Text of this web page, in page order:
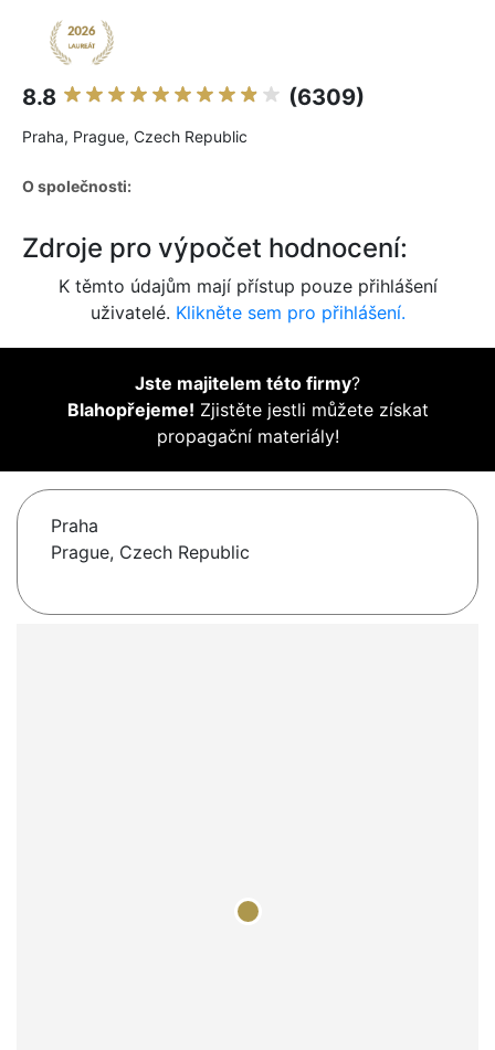
8.8 (6309)
Praha, Prague, Czech Republic
O společnosti:
Zdroje pro výpočet hodnocení:
K těmto údajům mají přístup pouze přihlášení
uživatelé. Klikněte sem pro přihlášení.
Jste majitelem této firmy?
Blahopřejeme! Zjistěte jestli můžete získat
propagační materiály!
Praha
Prague, Czech Republic